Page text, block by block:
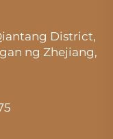
District,
ng Zhejiang,